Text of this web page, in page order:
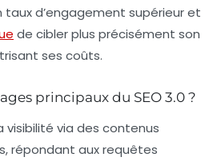
taux d’engagement supérieur et
de cibler plus précisément son
ses coûts.
principaux du SEO 3.0 ?
visibilité via des contenus
répondant aux requêtes